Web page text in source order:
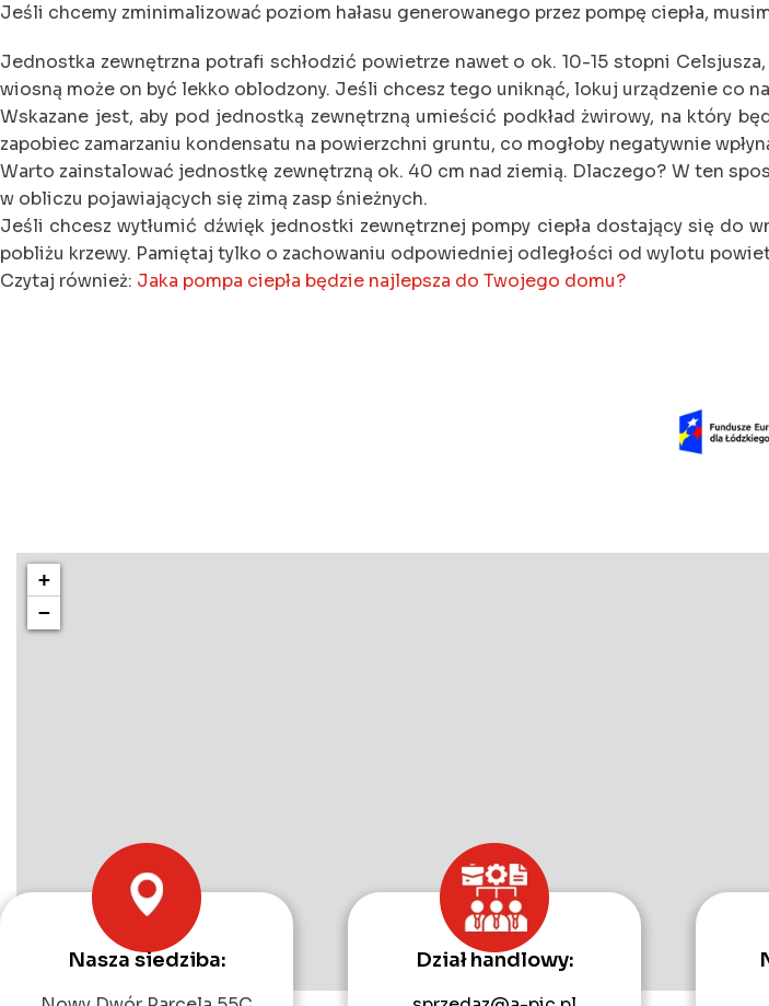
Jeśli chcemy zminimalizować poziom hałasu generowanego przez pompę ciepła,
Jednostka zewnętrzna potrafi schłodzić powietrze nawet o ok. 10-15 stopni
wiosną może on być lekko oblodzony. Jeśli chcesz tego uniknąć, lokuj urządzenie co
Wskazane jest, aby pod jednostką zewnętrzną umieścić podkład żwirowy, na który
zapobiec zamarzaniu kondensatu na powierzchni gruntu, co mogłoby negatywnie
Warto zainstalować jednostkę zewnętrzną ok. 40 cm nad ziemią. Dlaczego? W ten
w obliczu pojawiających się zimą zasp śnieżnych.
Jeśli chcesz wytłumić dźwięk jednostki zewnętrznej pompy ciepła dostający się do
pobliżu krzewy. Pamiętaj tylko o zachowaniu odpowiedniej odległości od wylotu
Czytaj również: Jaka pompa ciepła będzie najlepsza do Twojego domu?
+
−
Nasza siedziba: Dział handlowy: